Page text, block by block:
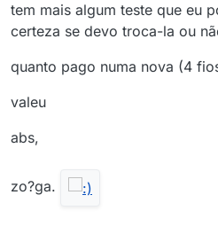
tem mais algum teste que eu
certeza se devo troca-la ou
quanto pago numa nova (4
valeu
abs,
zo?ga.